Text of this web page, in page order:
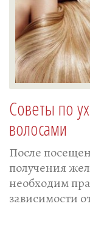
Советы по
волосами
После
получения
необходим
зависимости